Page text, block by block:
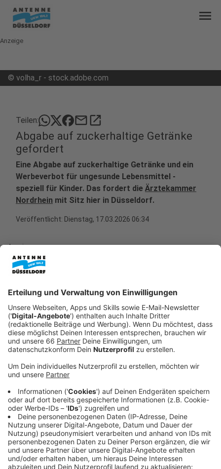
menu
Anzeige
© volha_r - stock.adobe.com
Teilen: mailopen_in_new
Abgabe auf zuckerhaltige Getränke
gefordert
Eine Abgabe auf zuckerhaltige Getränke und ein
Werbeverbot für ungesunde Lebensmittel -
speziell für Kinder. Das fordert die Ärztekammer
Nordrhein mit Sitz hier in Düsseldorf.
Veröffentlicht: Dienstag, 17.03.2026 06:34
Anzeige
einmal auf die Gesundheitsrisiken von Übergewicht
aufmerksam gemacht.
Anzeige
Ein Viertel der Kinder- und Jugendlichen
übergewichtig
Anzeige
Übergewicht und Adipositaszählen zu den häufigsten
Ursachen für Tod und Behinderungen - das zeigen
Zahlen von Unicef. Und: In Deutschland ist rund ein
Viertel der Kinder und Jugendlichen übergewichtig.